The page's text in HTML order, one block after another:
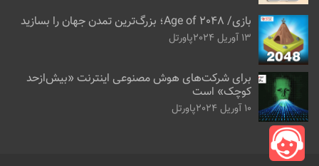
بازی/ Age of 2048؛ بزرگ‌ترین تمدن جهان را بسازید
13 آوریل 2024 پاورتل
برای شرکت‌های هوش مصنوعی اینترنت «بیش‌از‌حد
کوچک» است
10 آوریل 2024 پاورتل